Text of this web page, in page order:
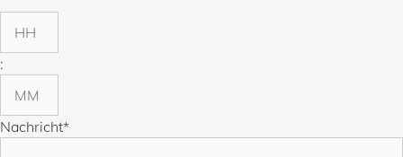
:
Nachricht*